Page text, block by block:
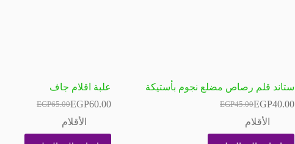
ستاند قلم رصاص مضلع نجوم بأستيكة
EGP45.00
السعر
الأصلي
هو:
EGP40.00
السعر
الحالي
هو:
الأقلام
علبة اقلام جاف
EGP65.00
السعر
الأصلي
هو:
EGP60.00
السعر
الحالي
هو:
الأقلام